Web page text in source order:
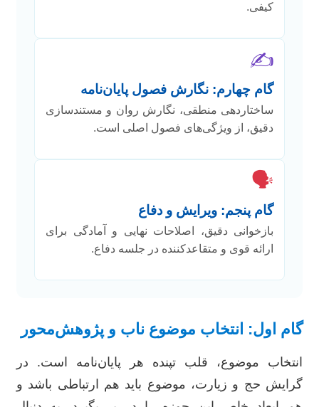
کیفی.
✍️
گام چهارم: نگارش فصول پایان‌نامه
ساختاردهی منطقی، نگارش روان و مستندسازی
دقیق، از ویژگی‌های فصول اصلی است.
🗣️
گام پنجم: ویرایش و دفاع
بازخوانی دقیق، اصلاحات نهایی و آمادگی برای
ارائه قوی و متقاعدکننده در جلسه دفاع.
گام اول: انتخاب موضوع ناب و پژوهش‌محور
انتخاب موضوع، قلب تپنده هر پایان‌نامه است. در
گرایش حج و زیارت، موضوع باید هم ارتباطی باشد و